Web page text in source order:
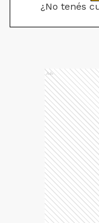
¿No tenés
Ads